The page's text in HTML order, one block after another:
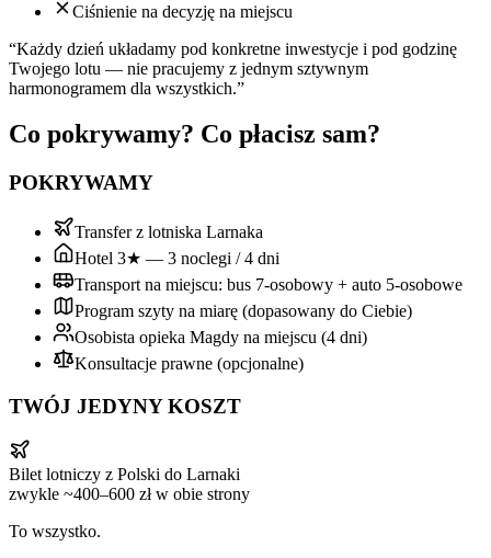
Ciśnienie na decyzję na miejscu
“Każdy dzień układamy pod konkretne inwestycje i pod godzinę
Twojego lotu — nie pracujemy z jednym sztywnym
harmonogramem dla wszystkich.”
Co pokrywamy? Co płacisz sam?
POKRYWAMY
Transfer z lotniska Larnaka
Hotel 3★ — 3 noclegi / 4 dni
Transport na miejscu: bus 7-osobowy + auto 5-osobowe
Program szyty na miarę (dopasowany do Ciebie)
Osobista opieka Magdy na miejscu (4 dni)
Konsultacje prawne (opcjonalne)
TWÓJ JEDYNY KOSZT
Bilet lotniczy z Polski do Larnaki
zwykle ~400–600 zł w obie strony
To wszystko.